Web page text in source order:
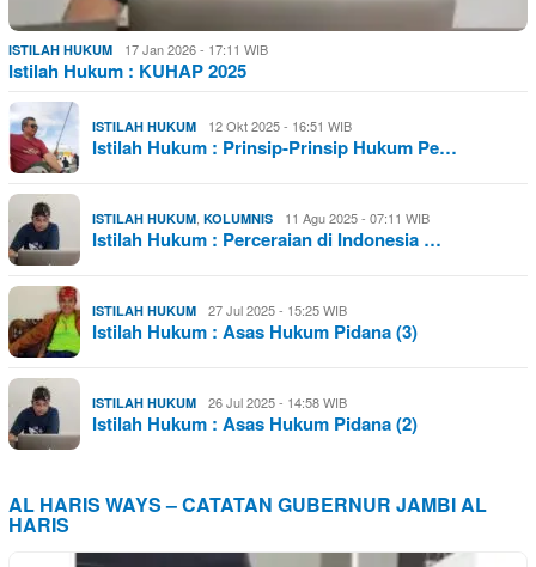
ISTILAH HUKUM 17 Jan 2026 - 17:11 WIB
Istilah Hukum : KUHAP 2025
ISTILAH HUKUM 12 Okt 2025 - 16:51 WIB
Istilah Hukum : Prinsip-Prinsip Hukum Pe…
ISTILAH HUKUM, KOLUMNIS 11 Agu 2025 - 07:11 WIB
Istilah Hukum : Perceraian di Indonesia …
ISTILAH HUKUM 27 Jul 2025 - 15:25 WIB
Istilah Hukum : Asas Hukum Pidana (3)
ISTILAH HUKUM 26 Jul 2025 - 14:58 WIB
Istilah Hukum : Asas Hukum Pidana (2)
AL HARIS WAYS – CATATAN GUBERNUR JAMBI AL
HARIS